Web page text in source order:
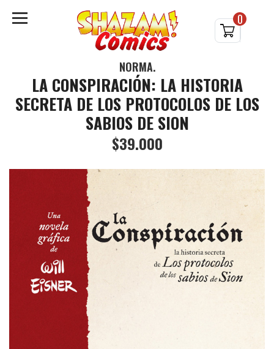
0
NORMA.
LA CONSPIRACIÓN: LA HISTORIA
SECRETA DE LOS PROTOCOLOS DE LOS
SABIOS DE SION
$39.000